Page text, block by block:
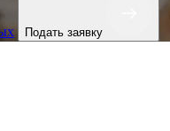
Подать заявку